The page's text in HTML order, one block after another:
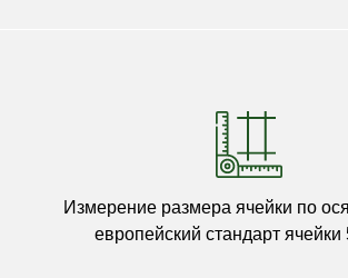
Измерение размера ячейки по
европейский стандарт ячейки